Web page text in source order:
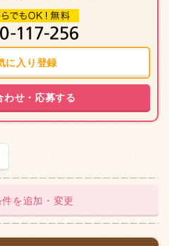
に入り登録
わせ・応募する
を追加・変更